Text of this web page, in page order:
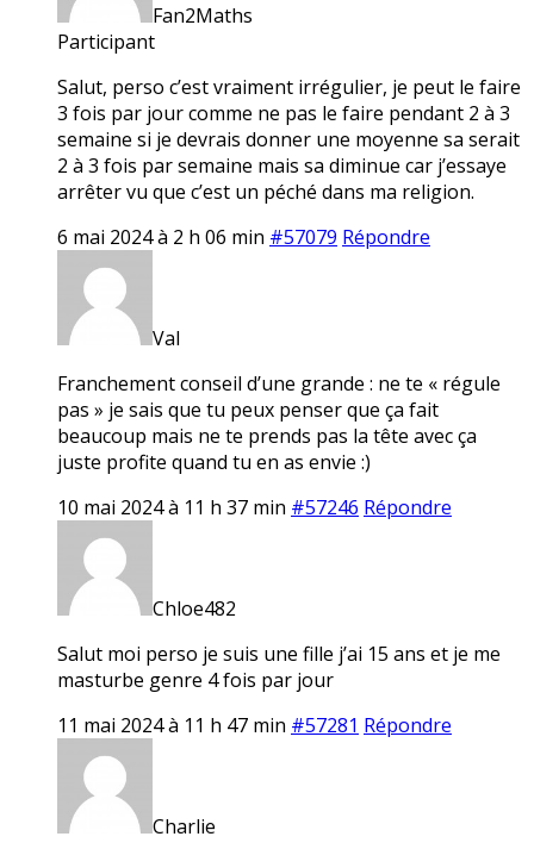
Fan2Maths
Participant
Salut, perso c’est vraiment irrégulier, je peut le faire
3 fois par jour comme ne pas le faire pendant 2 à 3
semaine si je devrais donner une moyenne sa serait
2 à 3 fois par semaine mais sa diminue car j’essaye
arrêter vu que c’est un péché dans ma religion.
6 mai 2024 à 2 h 06 min #57079 Répondre
Val
Franchement conseil d’une grande : ne te « régule
pas » je sais que tu peux penser que ça fait
beaucoup mais ne te prends pas la tête avec ça
juste profite quand tu en as envie :)
10 mai 2024 à 11 h 37 min #57246 Répondre
Chloe482
Salut moi perso je suis une fille j’ai 15 ans et je me
masturbe genre 4 fois par jour
11 mai 2024 à 11 h 47 min #57281 Répondre
Charlie